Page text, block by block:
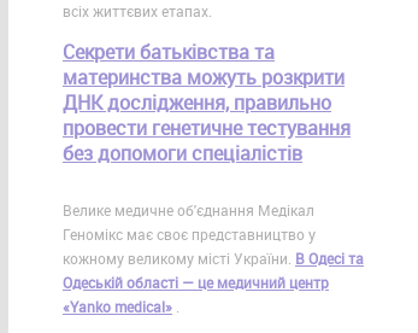
всіх життєвих етапах.
Секрети батьківства та
материнства можуть розкрити
ДНК дослідження, правильно
провести генетичне тестування
без допомоги спеціалістів
Велике медичне об'єднання Медікал
Геномікс має своє представництво у
кожному великому місті України. В Одесі та
Одеській області — це медичний центр
«Yanko medical»